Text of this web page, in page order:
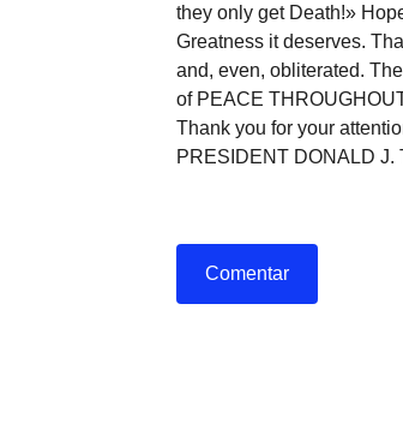
they only get Death!»
Greatness it deserves.
and, even, obliterated.
of PEACE
Thank you for your
PRESIDENT DONALD J.
Comentar